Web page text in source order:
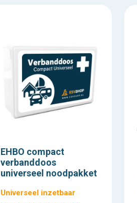
EHBO compact
verbanddoos
universeel noodpakket
Universeel inzetbaar